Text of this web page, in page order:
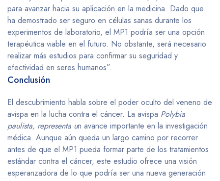
para avanzar hacia su aplicación en la medicina. Dado que
ha demostrado ser seguro en células sanas durante los
experimentos de laboratorio, el MP1 podría ser una opción
terapéutica viable en el futuro. No obstante, será necesario
realizar más estudios para confirmar su seguridad y
efectividad en seres humanos”.
Conclusión
El descubrimiento habla sobre el poder oculto del veneno de
avispa en la lucha contra el cáncer. La avispa Polybia
paulista, representa un avance importante en la investigación
médica. Aunque aún queda un largo camino por recorrer
antes de que el MP1 pueda formar parte de los tratamientos
estándar contra el cáncer, este estudio ofrece una visión
esperanzadora de lo que podría ser una nueva generación